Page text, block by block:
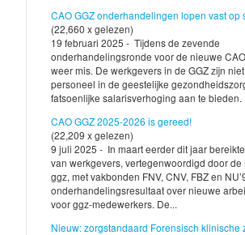
CAO GGZ onderhandelingen lopen vast op
(22,660 x gelezen)
19 februari 2025 - Tijdens de zevende
onderhandelingsronde voor de nieuwe
weer mis. De werkgevers in de GGZ zijn
personeel in de geestelijke
fatsoenlijke salarisverhoging aan te bieden.
CAO GGZ 2025-2026 is gereed!
(22,209 x gelezen)
9 juli 2025 - In maart eerder dit jaar
van werkgevers, vertegenwoordigd door
ggz, met vakbonden FNV, CNV, FBZ en
onderhandelingsresultaat over nieuwe
voor ggz-medewerkers. De...
Nieuw: zorgstandaard Forensisch klinische